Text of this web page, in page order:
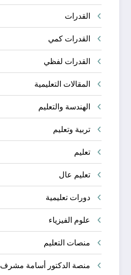
القدرات
القدرات كمي
القدرات لفظي
المقالات التعليمية
الهندسة والتعليم
تربية وتعليم
تعليم
تعليم عال
دورات تعليمية
علوم الفيزياء
منصات التعليم
منصة الدكتور أسامة مشرف